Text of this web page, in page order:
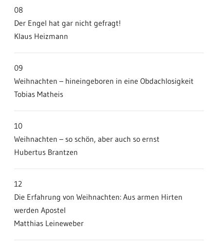
08
Der Engel hat gar nicht gefragt!
Klaus Heizmann
09
Weihnachten – hineingeboren in eine Obdachlosigkeit
Tobias Matheis
10
Weihnachten – so schön, aber auch so ernst
Hubertus Brantzen
12
Die Erfahrung von Weihnachten: Aus armen Hirten
werden Apostel
Matthias Leineweber